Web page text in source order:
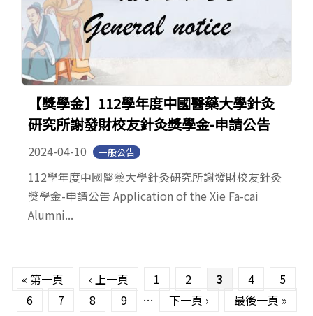
【獎學金】112學年度中國醫藥大學針灸
研究所謝發財校友針灸獎學金-申請公告
2024-04-10 一般公告
112學年度中國醫藥大學針灸研究所謝發財校友針灸
獎學金-申請公告 Application of the Xie Fa-cai
Alumni...
« 第一頁 ‹ 上一頁 1 2 3 4
5
6
7 8 9 … 下一頁 › 最後一頁 »